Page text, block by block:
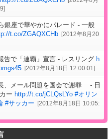
]
銀座で華やかにパレード - 一般
t.co/ZGAQXCHb [2012年8月20
告で「連覇」宣言 - レスリング h
[2012年8月18日 12:00:01 ]
、メール問題を国会で謝罪 - 日
ー http://t.co/jCLQsLYo #オリン
#サッカー [2012年8月18日 10:05: